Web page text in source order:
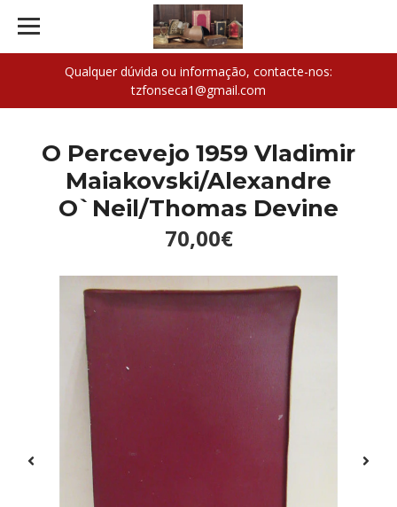
Qualquer dúvida ou informação, contacte-nos:
tzfonseca1@gmail.com
O Percevejo 1959 Vladimir
Maiakovski/Alexandre
O`Neil/Thomas Devine
70,00€